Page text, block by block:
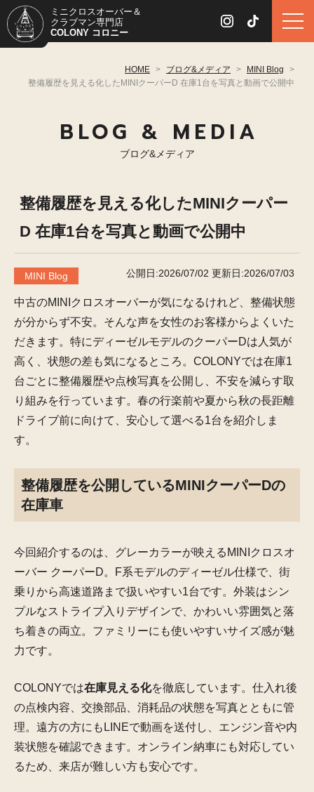
ミニクロスオーバー＆
クラブマン専門店
COLONY コロニー
HOME > ブログ&メディア > MINI Blog
>
整備履歴を見える化したMINIクーパーD 在庫1台を写真と動画で公開中
BLOG & MEDIA
ブログ&メディア
整備履歴を見える化したMINIクーパー
D 在庫1台を写真と動画で公開中
MINI Blog 公開日:2026/07/02 更新日:2026/07/03
中古のMINIクロスオーバーが気になるけれど、整備状態
が分からず不安。そんな声を女性のお客様からよくいた
だきます。特にディーゼルモデルのクーパーDは人気が
高く、状態の差も気になるところ。COLONYでは在庫1
台ごとに整備履歴や点検写真を公開し、不安を減らす取
り組みを行っています。春の行楽前や夏から秋の長距離
ドライブ前に向けて、安心して選べる1台を紹介しま
す。
整備履歴を公開しているMINIクーパーDの
在庫車
今回紹介するのは、グレーカラーが映えるMINIクロスオ
ーバー クーパーD。F系モデルのディーゼル仕様で、街
乗りから高速道路まで扱いやすい1台です。外装はシン
プルなストライプ入りデザインで、かわいい雰囲気と落
ち着きの両立。ファミリーにも使いやすいサイズ感が魅
力です。
COLONYでは在庫見える化を徹底しています。仕入れ後
の点検内容、交換部品、消耗品の状態を写真とともに管
理。遠方の方にもLINEで動画を送付し、エンジン音や内
装状態を確認できます。オンライン納車にも対応してい
るため、来店が難しい方も安心です。